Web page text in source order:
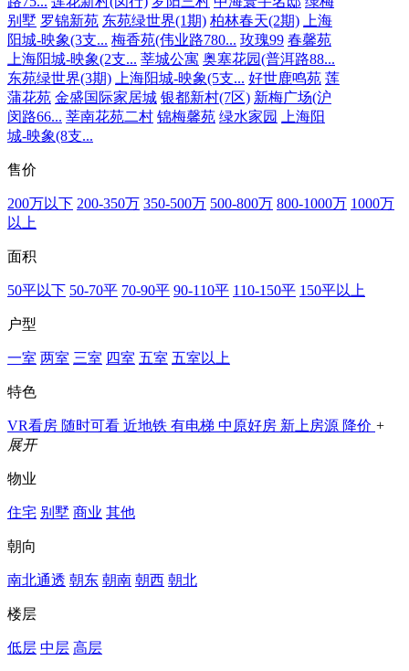
别墅 罗锦新苑 东苑绿世界(1期) 柏林春天(2期)
上海
阳城-映象(3支... 梅香苑(伟业路780... 玫瑰99 春馨苑
上海阳城-映象(2支... 莘城公寓 奥塞花园(普洱路88...
东苑绿世界(3期)
上海阳城-映象(5支... 好世鹿鸣苑 莲
蒲花苑 金盛国际家居城 银都新村(7区) 新梅广场(沪
闵路66... 莘南花苑二村 锦梅馨苑 绿水家园
上海阳
城-映象(8支...
售价
200万以下 200-350万 350-500万 500-800万 800-1000万 1000万
以上
面积
50平以下 50-70平 70-90平 90-110平 110-150平 150平以上
户型
一室 两室 三室 四室 五室 五室以上
特色
VR看房 随时可看 近地铁 有电梯 中原好房 新上房源 降价 +
展开
物业
住宅 别墅 商业 其他
朝向
南北通透 朝东 朝南 朝西 朝北
楼层
低层 中层 高层